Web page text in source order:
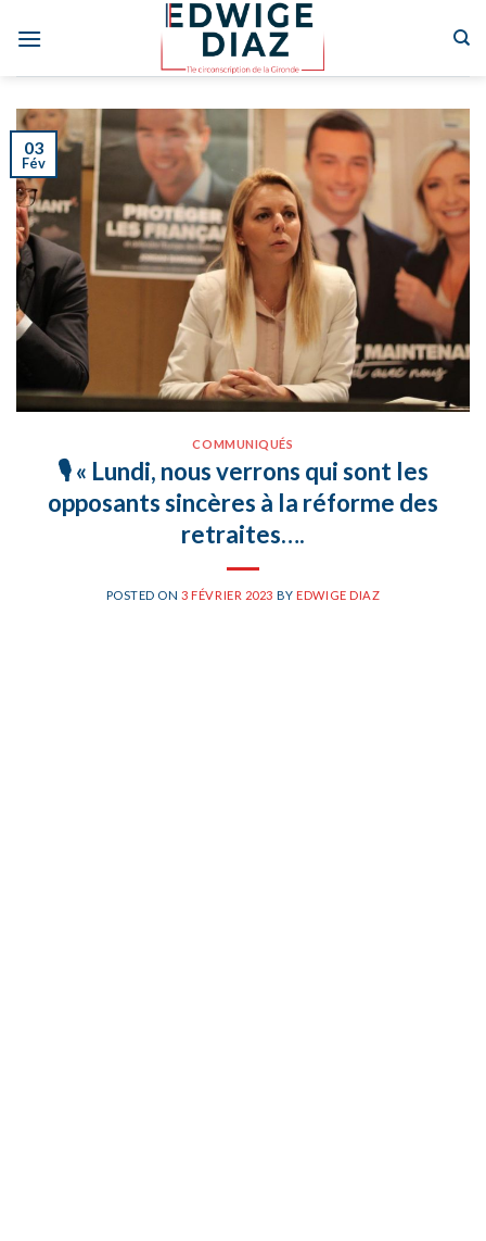
03
Fév
COMMUNIQUÉS
🎙 « Lundi, nous verrons qui sont les
opposants sincères à la réforme des
retraites….
POSTED ON3 FÉVRIER 2023 BYEDWIGE DIAZ